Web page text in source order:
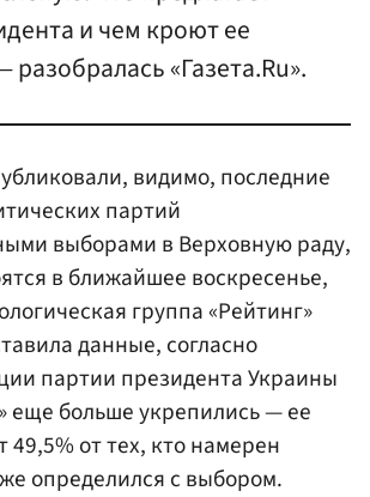
и чем кроют ее
«Газета.Ru».
видимо, последние
партий
выборами в Верховную раду,
в ближайшее воскресенье,
группа «Рейтинг»
данные, согласно
партии президента Украины
еще больше укрепились — ее
от тех, кто намерен
определился с выбором.